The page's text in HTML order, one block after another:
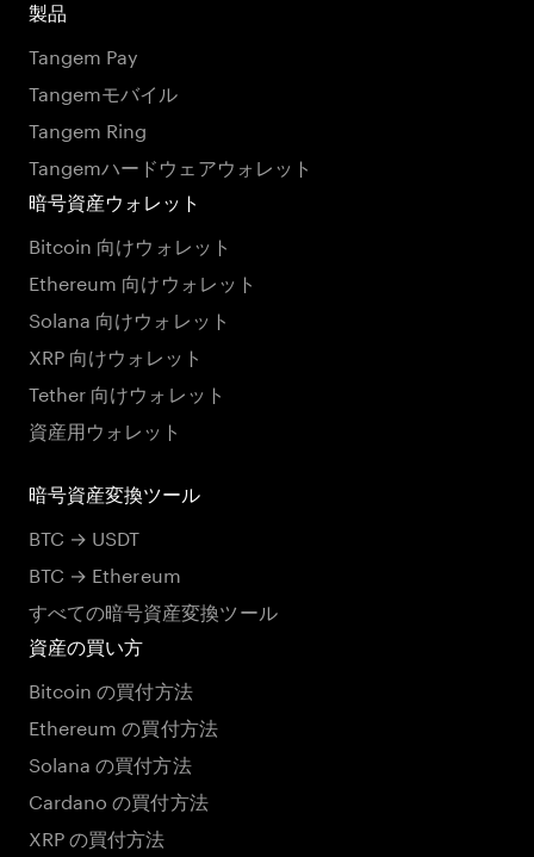
製品
Tangem Pay
Tangemモバイル
Tangem Ring
Tangemハードウェアウォレット
暗号資産ウォレット
Bitcoin 向けウォレット
Ethereum 向けウォレット
Solana 向けウォレット
XRP 向けウォレット
Tether 向けウォレット
資産用ウォレット
暗号資産変換ツール
BTC → USDT
BTC → Ethereum
すべての暗号資産変換ツール
資産の買い方
Bitcoin の買付方法
Ethereum の買付方法
Solana の買付方法
Cardano の買付方法
XRP の買付方法